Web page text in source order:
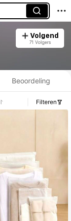
Volgend
71 Volgers
Beoordeling
Filteren